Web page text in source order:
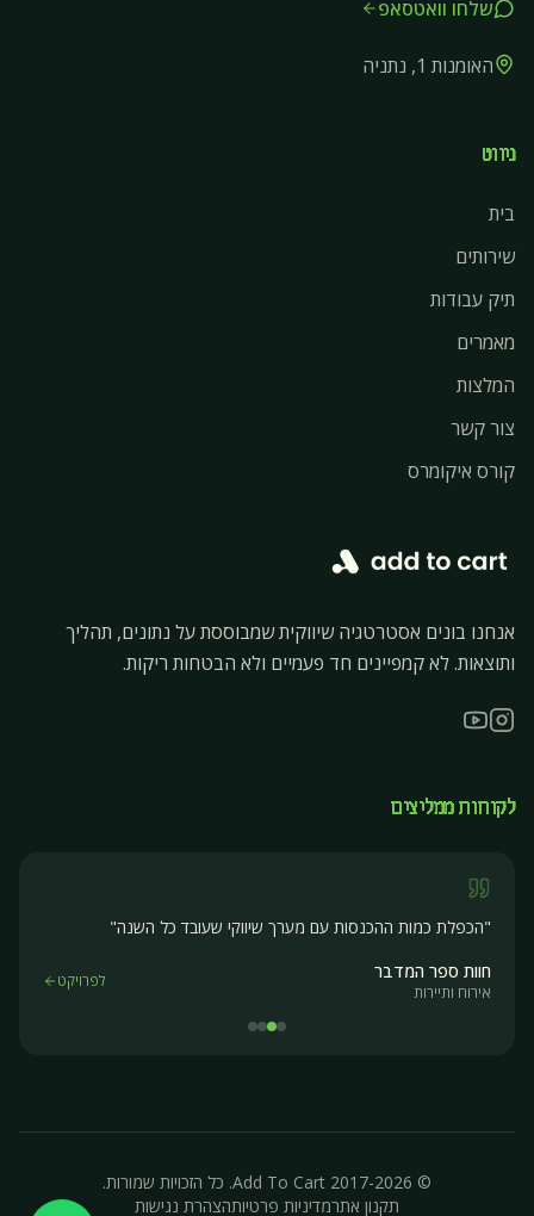
שלחו וואטסאפ
האומנות 1, נתניה
ניווט
בית
שירותים
תיק עבודות
מאמרים
המלצות
צור קשר
קורס איקומרס
אנחנו בונים אסטרטגיה שיווקית שמבוססת על נתונים, תהליך
ותוצאות. לא קמפיינים חד פעמיים ולא הבטחות ריקות.
לקוחות ממליצים
"הכפלת כמות ההכנסות עם מערך שיווקי שעובד כל השנה"
חוות ספר המדבר
אירוח ותיירות
לפרויקט
© 2017-2026 Add To Cart. כל הזכויות שמורות.
תקנון אתרמדיניות פרטיותהצהרת נגישות